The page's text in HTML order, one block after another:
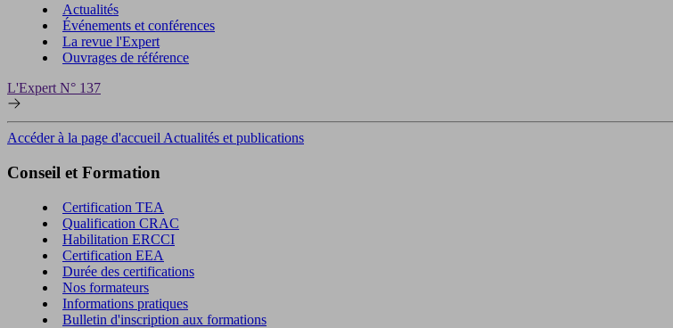
Actualités
Événements et conférences
La revue l'Expert
Ouvrages de référence
L'Expert N° 137
Accéder à la page d'accueil Actualités et publications
Conseil et Formation
Certification TEA
Qualification CRAC
Habilitation ERCCI
Certification EEA
Durée des certifications
Nos formateurs
Informations pratiques
Bulletin d'inscription aux formations